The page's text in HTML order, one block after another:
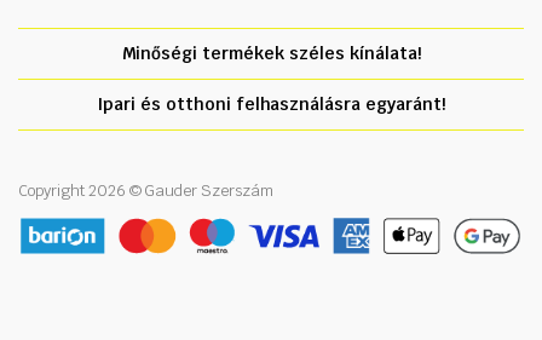
Minőségi termékek széles kínálata!
Ipari és otthoni felhasználásra egyaránt!
Copyright 2026 © Gauder Szerszám